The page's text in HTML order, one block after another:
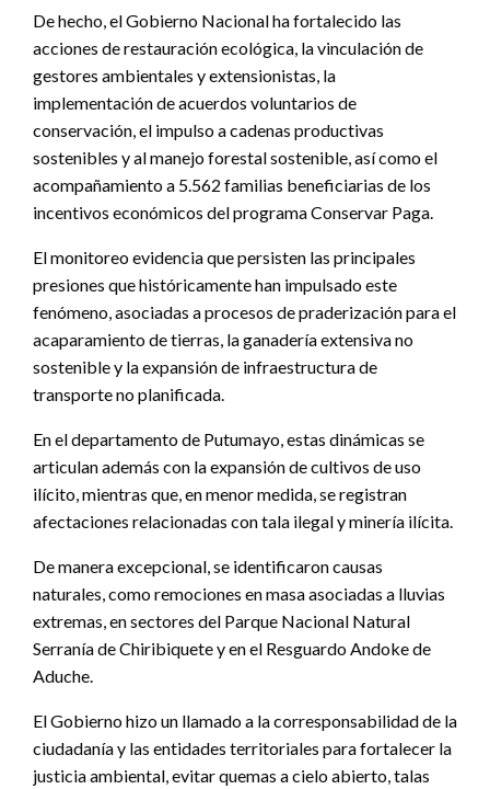
De hecho, el Gobierno Nacional ha fortalecido las
acciones de restauración ecológica, la vinculación de
gestores ambientales y extensionistas, la
implementación de acuerdos voluntarios de
conservación, el impulso a cadenas productivas
sostenibles y al manejo forestal sostenible, así como el
acompañamiento a 5.562 familias beneficiarias de los
incentivos económicos del programa Conservar Paga.
El monitoreo evidencia que persisten las principales
presiones que históricamente han impulsado este
fenómeno, asociadas a procesos de praderización para el
acaparamiento de tierras, la ganadería extensiva no
sostenible y la expansión de infraestructura de
transporte no planificada.
En el departamento de Putumayo, estas dinámicas se
articulan además con la expansión de cultivos de uso
ilícito, mientras que, en menor medida, se registran
afectaciones relacionadas con tala ilegal y minería ilícita.
De manera excepcional, se identificaron causas
naturales, como remociones en masa asociadas a lluvias
extremas, en sectores del Parque Nacional Natural
Serranía de Chiribiquete y en el Resguardo Andoke de
Aduche.
El Gobierno hizo un llamado a la corresponsabilidad de la
ciudadanía y las entidades territoriales para fortalecer la
justicia ambiental, evitar quemas a cielo abierto, talas